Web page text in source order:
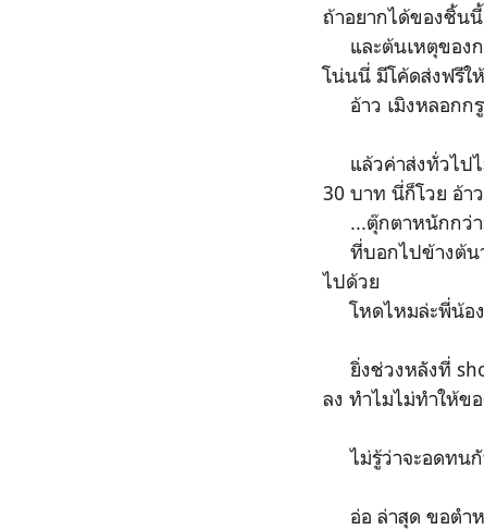
ถ้าอยากได้ของชิ้นนี้
และต้นเหตุของก
โน่นนี่ มีโค้ดส่งฟรีใ
อ้าว เมิงหลอกก
แล้วค่าส่งทั่วไปไม่
30 บาท นี่ก็โวย อ้า
...ตุ๊กตาหนักกว่าม
ที่บอกไปข้างต้นว่
ไปด้วย
โหดไหมล่ะพี่น้อง
ยิ่งช่วงหลังที่
ลง ทำไมไม่ทำให้ข
ไม่รู้ว่าจะอดทนกั
อ่อ ล่าสุด ขอตำห